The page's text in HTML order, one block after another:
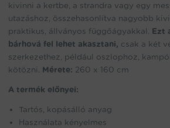
kivinni a kertbe, a strandra vagy egy
utazáshoz, összehasonlítva nagyobb
praktikus, állványos függőágyakkal. Ezt
bárhová fel lehet akasztani, csak a két
szerkezethez, például oszlophoz,
kötözni. Mérete: 260 x 160 cm
A termék előnyei:
Tartós, kopásálló anyag
Használata kényelmes